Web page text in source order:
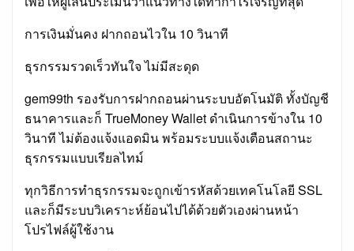
การเงินมั่นคง ฝากถอนไวใน 10 วินาที
ธุรกรรมรวดเร็วทันใจ ไม่มีสะดุด
gem99th รองรับการฝากถอนผ่านระบบอัตโนมัติ ทั้งบัญชี
ธนาคารและก็ TrueMoney Wallet ดำเนินการข้างใน 10
วินาที ไม่ต้องแจ้งแอดมิน พร้อมระบบแจ้งเตือนสถานะ
ธุรกรรมแบบเรียลไทม์
ทุกวิธีการทำธุรกรรมจะถูกเข้ารหัสด้วยเทคโนโลยี SSL
และก็มีระบบวิเคราะห์ย้อนไปได้ด้วยตัวเองผ่านหน้า
โปรไฟล์ผู้ใช้งาน